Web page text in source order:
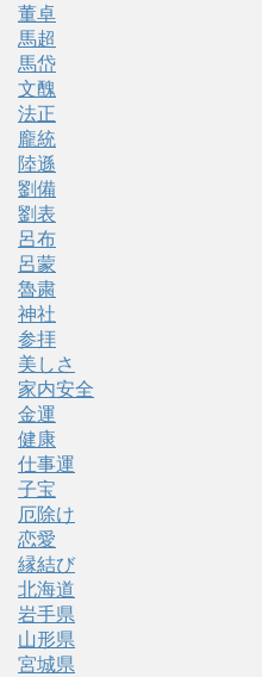
董卓
馬超
馬岱
文醜
法正
龐統
陸遜
劉備
劉表
呂布
呂蒙
魯粛
神社
参拝
美しさ
家内安全
金運
健康
仕事運
子宝
厄除け
恋愛
縁結び
北海道
岩手県
山形県
宮城県